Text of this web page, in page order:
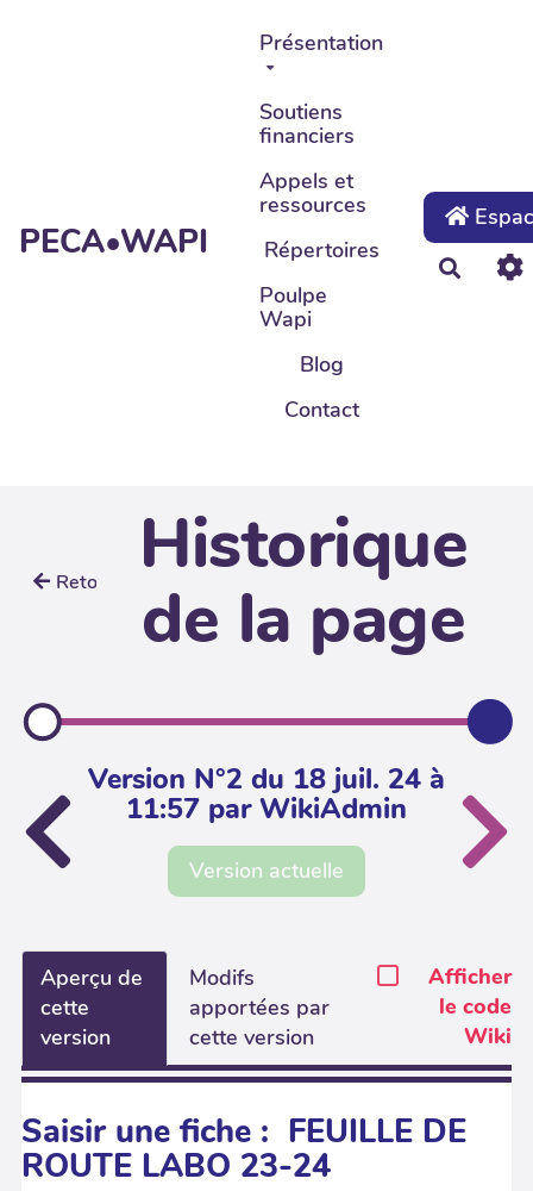
Aller au contenu principal
PECA•WAPI
Présentation
Soutiens
financiers
Appels et
ressources
Répertoires
Poulpe
Wapi
Blog
Contact
Retour
Historique
de la page
Version N°2 du 18 juil. 24 à
11:57 par WikiAdmin
Version actuelle
Aperçu de
cette
version
Modifs
apportées par
cette version
Afficher
le code
Wiki